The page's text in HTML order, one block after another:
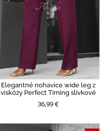
Elegantné nohavice wide leg z
viskózy Perfect Timing slivkové
36,99 €